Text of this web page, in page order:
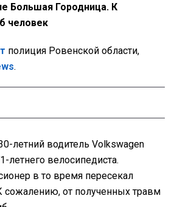
Большая Городница. К
человек
полиция Ровенской области,
.
летний водитель Volkswagen
летнего велосипедиста.
в то время пересекал
сожалению, от полученных травм